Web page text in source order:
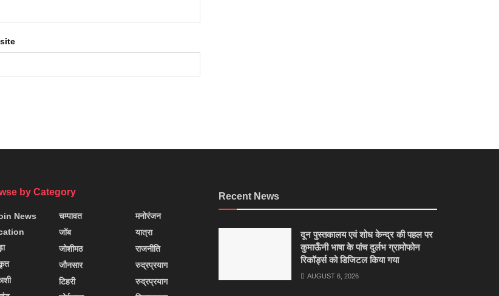
by Category
News
चम्पावत
जॉब
जोशीमठ
जौनसार
टिहरी
मनोरंजन
यात्रा
राजनीति
रुद्रप्रयाग
रुद्रप्रयाग
Recent News
दून पुस्तकालय एवं शोध केन्द्र की पहल पर
कुमाऊँनी भाषा के पांच दुर्लभ ग्रामोफोन
रिकॉर्ड्स को डिजिटल किया गया
AUGUST 6, 2026